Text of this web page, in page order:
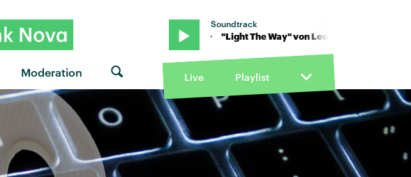
Moderation
Soundtrack
"Light The Way" von Leon Bridges · "Light The Way" von Leon Bridges · "Light The Way"
Live Playlist